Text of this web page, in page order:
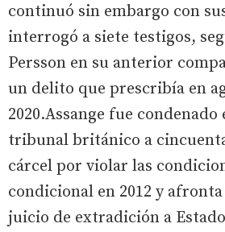
continuó sin embargo con
interrogó a siete testigos,
Persson en su anterior
un delito que prescribía en
2020.Assange fue
tribunal británico a
cárcel por violar las
condicional en 2012 y
juicio de extradición a